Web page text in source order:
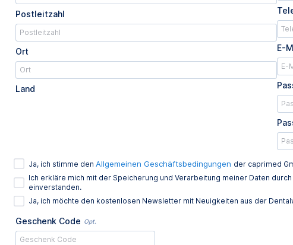
Postleitzahl
Ort
Land
E-
Ja, ich stimme den Allgemeinen Geschäftsbedingungen der caprimed
Ich erkläre mich mit der Speicherung und Verarbeitung meiner Daten
einverstanden.
Ja, ich möchte den kostenlosen Newsletter mit Neuigkeiten aus der
Geschenk Code Opt.